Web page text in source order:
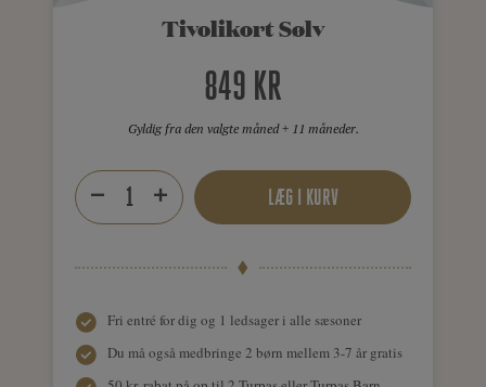
Tivolikort Sølv
849 KR
Gyldig fra den valgte måned + 11 måneder.
LÆG I KURV
Fri entré for dig og 1 ledsager i alle sæsoner
Du må også medbringe 2 børn mellem 3-7 år gratis